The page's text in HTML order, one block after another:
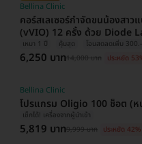
เหมา 1 ปี คุ้มสุด โอนสดลดเพิ่ม 300.-
คอร์สเลเซอร์กำจัดขนน้องสา
(vVIO) 12 ครั้ง ด้วย Diode
Bellina Clinic
6,250 บาท14,000 บาท ประหยัด
เช็กได้! เครื่องจากผู้นำเข้า
โปรแกรม Oligio 100 ช็อต (ห
Bellina Clinic
5,819 บาท9,999 บาท ประหยัด 42%